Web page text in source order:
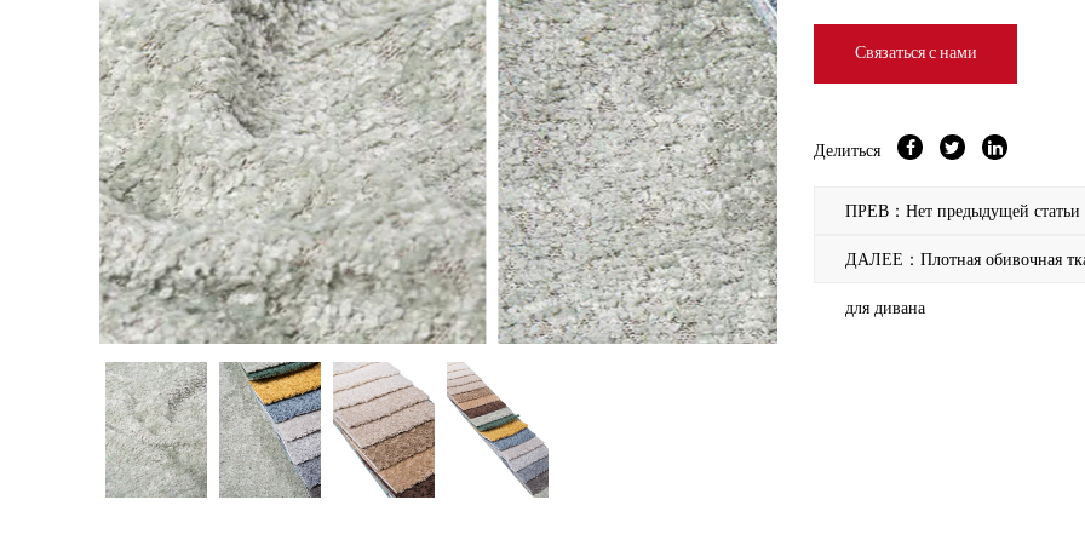
Связаться с нами
Делиться
ПРЕВ：Нет предыдущей статьи
ДАЛЕЕ：Плотная обивочная
для дивана